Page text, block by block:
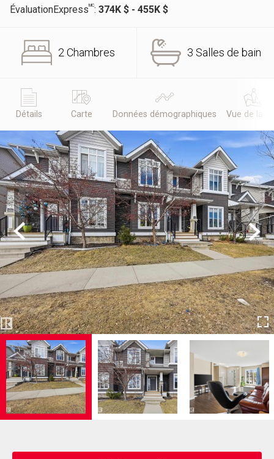
ÉvaluationExpressMC: 374K $ - 455K $
2 Chambres 3 Salles de bain
Détails Carte Données démographiques Vue de la
Previous Next